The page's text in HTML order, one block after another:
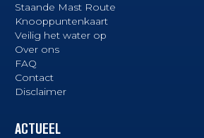
Staande Mast Route
Knooppuntenkaart
Veilig het water op
Over ons
FAQ
Contact
Disclaimer
ACTUEEL